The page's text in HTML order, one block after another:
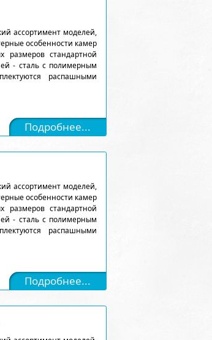
ассортимент моделей,
особенности камер
размеров стандартной
- сталь с полимерным
распашными
Подробнее...
ассортимент моделей,
особенности камер
размеров стандартной
- сталь с полимерным
распашными
Подробнее...